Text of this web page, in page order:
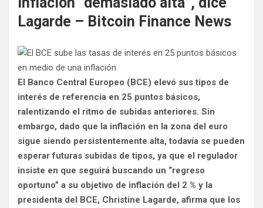
Lagarde – Bitcoin Finance News
El Banco Central Europeo (BCE) elevó sus tipos de
interés de referencia en 25 puntos básicos,
ralentizando el ritmo de subidas anteriores. Sin
embargo, dado que la inflación en la zona del euro
sigue siendo persistentemente alta, todavía se pueden
esperar futuras subidas de tipos, ya que el regulador
insiste en que seguirá buscando un “regreso
oportuno” a su objetivo de inflación del 2 % y la
presidenta del BCE, Christine Lagarde, afirma que los